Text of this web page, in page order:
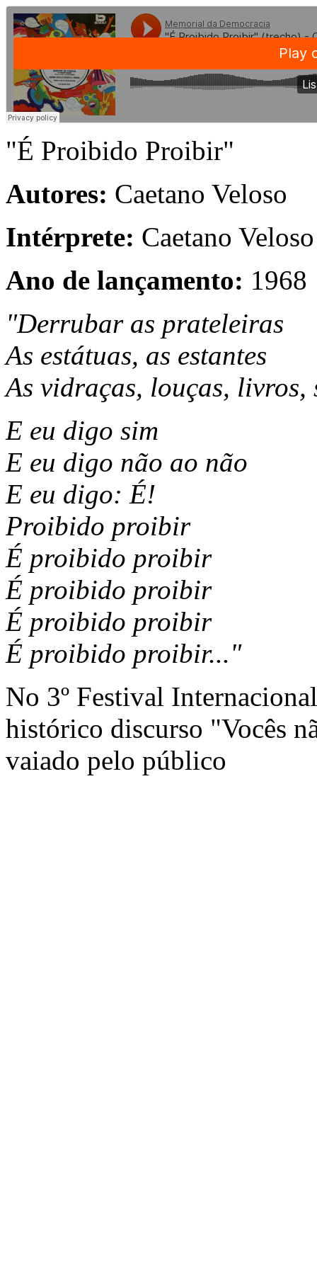
"É Proibido Proibir"
Autores: Caetano Veloso
Intérprete: Caetano
Ano de lançamento: 1968
"Derrubar as prateleiras
As estátuas, as estantes
As vidraças, louças, livros,
E eu digo sim
E eu digo não ao não
E eu digo: É!
Proibido proibir
É proibido proibir
É proibido proibir
É proibido proibir
É proibido proibir..."
No 3º Festival
histórico discurso "Vocês
vaiado pelo público